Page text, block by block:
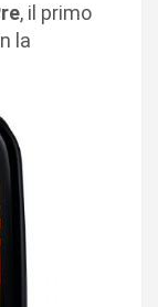
, il primo
la